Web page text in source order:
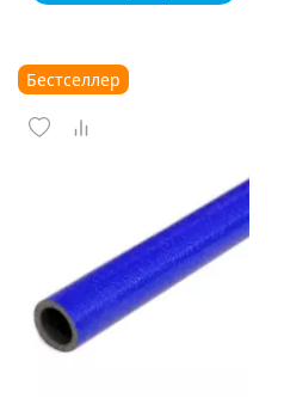
Бестселлер